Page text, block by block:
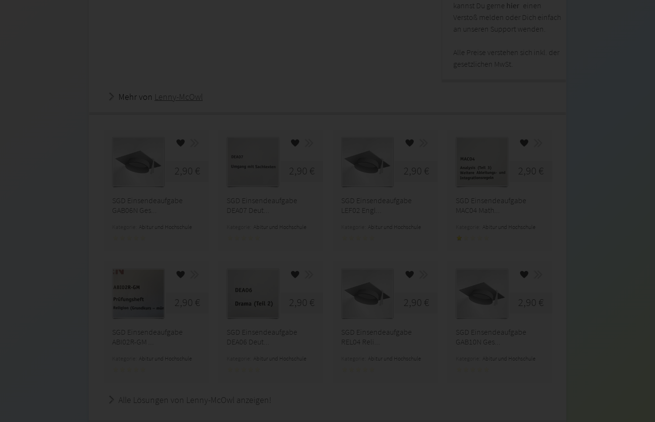
kannst Du gerne hier einen
Verstoß melden oder Dich einfach
an unseren Support wenden.
Alle Preise verstehen sich inkl. der
gesetzlichen MwSt.
Mehr von Lenny-McOwl
2,90 €
SGD Einsendeaufgabe
GAB06N Ges...
Abitur und Hochschule
2,90 €
SGD Einsendeaufgabe
DEA07 Deut...
Abitur und Hochschule
2,90 €
SGD Einsendeaufgabe
LEF02 Engl...
Abitur und Hochschule
2,90 €
SGD Einsendeaufgabe
MAC04 Math...
Abitur und Hochschule
2,90 €
SGD Einsendeaufgabe
ABI02R-GM ...
Abitur und Hochschule
2,90 €
SGD Einsendeaufgabe
DEA06 Deut...
Abitur und Hochschule
2,90 €
SGD Einsendeaufgabe
REL04 Reli...
Abitur und Hochschule
2,90 €
SGD Einsendeaufgabe
GAB10N Ges...
Abitur und Hochschule
Alle Lösungen von Lenny-McOwl anzeigen!